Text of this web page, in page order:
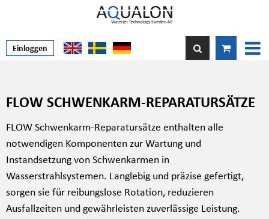
Einloggen
FLOW SCHWENKARM-REPARATURSÄTZE
FLOW Schwenkarm-Reparatursätze enthalten alle
notwendigen Komponenten zur Wartung und
Instandsetzung von Schwenkarmen in
Wasserstrahlsystemen. Langlebig und präzise gefertigt,
sorgen sie für reibungslose Rotation, reduzieren
Ausfallzeiten und gewährleisten zuverlässige Leistung.